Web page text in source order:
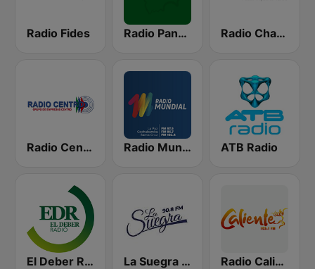
Radio Fides Radio Panamericana Radio Chacaltaya
Radio Centro FM 96.1 Radio Mundial Bolivia ATB Radio
El Deber Radio La Suegra FM Radio Caliente 105.1 FM